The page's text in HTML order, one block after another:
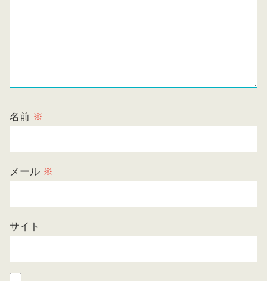
名前 ※
メール ※
サイト